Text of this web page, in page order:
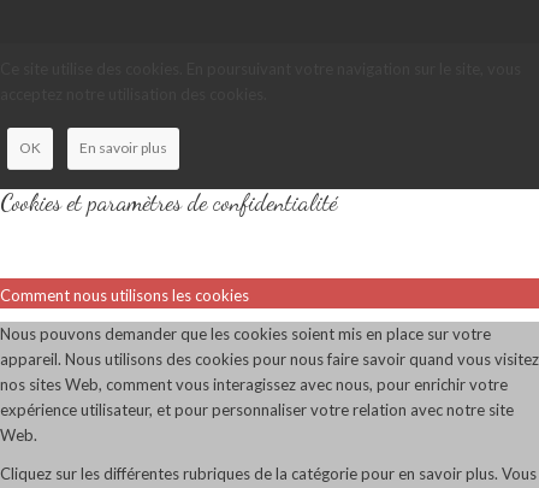
OK En savoir plus
Cookies et paramètres de confidentialité
Comment nous utilisons les cookies
Nous pouvons demander que les cookies soient mis en place sur votre
appareil. Nous utilisons des cookies pour nous faire savoir quand vous visitez
nos sites Web, comment vous interagissez avec nous, pour enrichir votre
expérience utilisateur, et pour personnaliser votre relation avec notre site
Web.
Cliquez sur les différentes rubriques de la catégorie pour en savoir plus. Vous